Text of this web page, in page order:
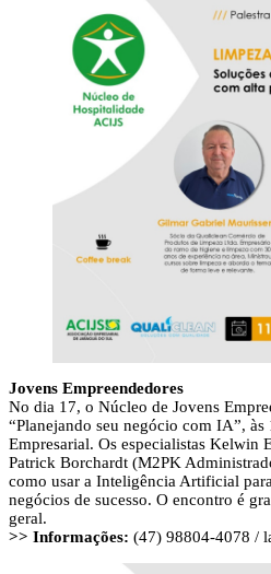
Jovens Empreendedores
No dia 17, o Núcleo de Jovens
“Planejando seu negócio com IA”, às
Empresarial. Os especialistas Kelwin
Patrick Borchardt (M2PK
como usar a Inteligência Artificial
negócios de sucesso. O encontro é
geral.
>> Informações: (47) 98804-4078 /